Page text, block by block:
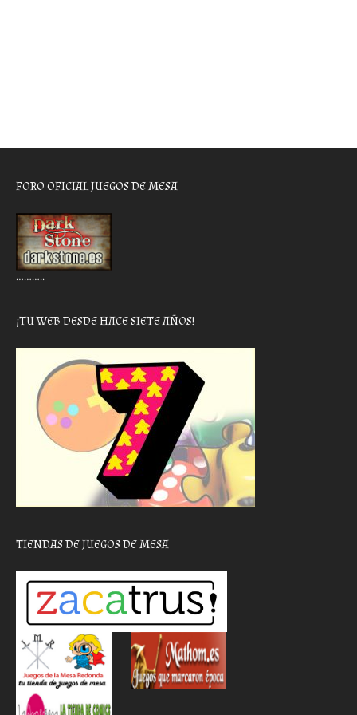
FORO OFICIAL JUEGOS DE MESA
………..
¡TU WEB DESDE HACE SIETE AÑOS!
TIENDAS DE JUEGOS DE MESA